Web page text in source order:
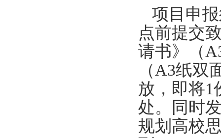
项目申
点前提交
请书》（
（A3纸双
放，即将1
处。
同时
规划高校